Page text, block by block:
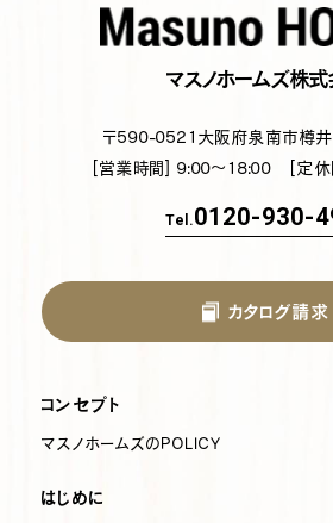
マスノホームズ株
〒590-0521 大阪府泉南市樽
[営業時間] 9:00～18:00 [定休
Tel.0120-930-
カタログ請求
コンセプト
マスノホームズのPOLICY
はじめに